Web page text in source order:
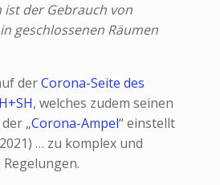
ist der Gebrauch von
geschlossenen Räumen
derCorona-Seite des
, welches zudem seinen
„Corona-Ampel“ einstellt
… zu komplex und